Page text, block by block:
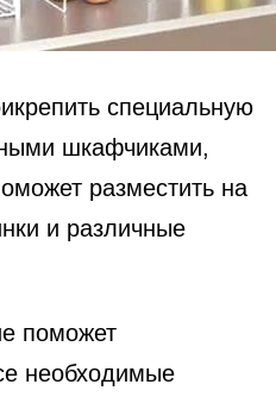
специальную
шкафчиками,
разместить на
и различные
поможет
необходимые